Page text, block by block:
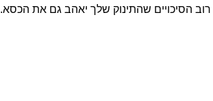
הסיכויים שהתינוק שלך יאהב גם את הכסא.